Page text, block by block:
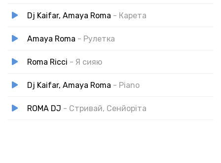
Dj Kaifar, Amaya Roma - Карета
Amaya Roma - Рулетка
Roma Ricci - Я сияю
Dj Kaifar, Amaya Roma - Piano
ROMA DJ - Стривай, Сенйоріта